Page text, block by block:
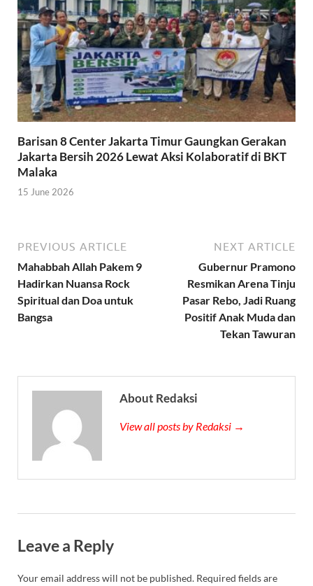
Barisan 8 Center Jakarta Timur Gaungkan Gerakan
Jakarta Bersih 2026 Lewat Aksi Kolaboratif di BKT
Malaka
15 June 2026
PREVIOUS ARTICLE
Mahabbah Allah Pakem 9
Hadirkan Nuansa Rock
Spiritual dan Doa untuk
Bangsa
NEXT ARTICLE
Gubernur Pramono
Resmikan Arena Tinju
Pasar Rebo, Jadi Ruang
Positif Anak Muda dan
Tekan Tawuran
About Redaksi
View all posts by Redaksi →
Leave a Reply
Your email address will not be published. Required fields are